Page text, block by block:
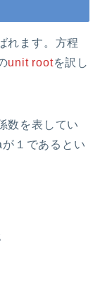
れます。方程
unit rootを訳し
数を表してい
１であるとい